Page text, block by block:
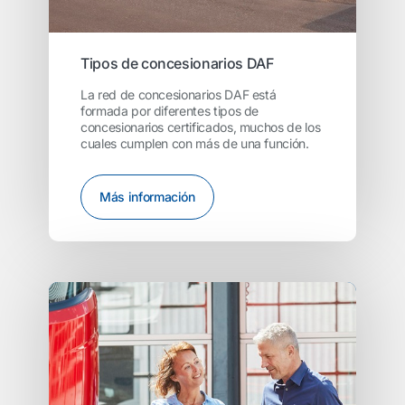
Tipos de concesionarios DAF
La red de concesionarios DAF está
formada por diferentes tipos de
concesionarios certificados, muchos de los
cuales cumplen con más de una función.
Más información